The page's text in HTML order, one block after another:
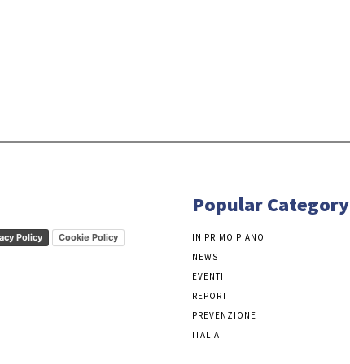
Policy Cookie Policy
Popular Category
IN PRIMO PIANO
NEWS
EVENTI
REPORT
PREVENZIONE
ITALIA